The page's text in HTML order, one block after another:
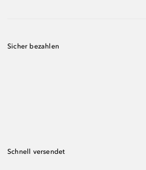
Sicher bezahlen
Schnell versendet